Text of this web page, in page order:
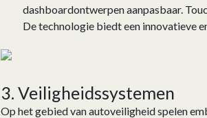
dashboardontwerpen aanpasbaar.
De technologie biedt een innovatieve
3. Veiligheidssystemen
Op het gebied van autoveiligheid spelen